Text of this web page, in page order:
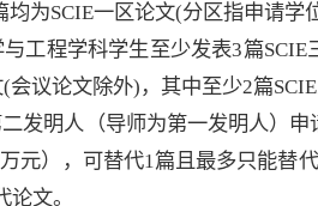
均为SCIE一区论文(分区指申请学
工程学科学生至少发表3篇SCIE
(会议论文除外) ，其中至少2篇SCIE
发明人（导师为第一发明人）
万元），可替代1篇且最多只能替代
论文。